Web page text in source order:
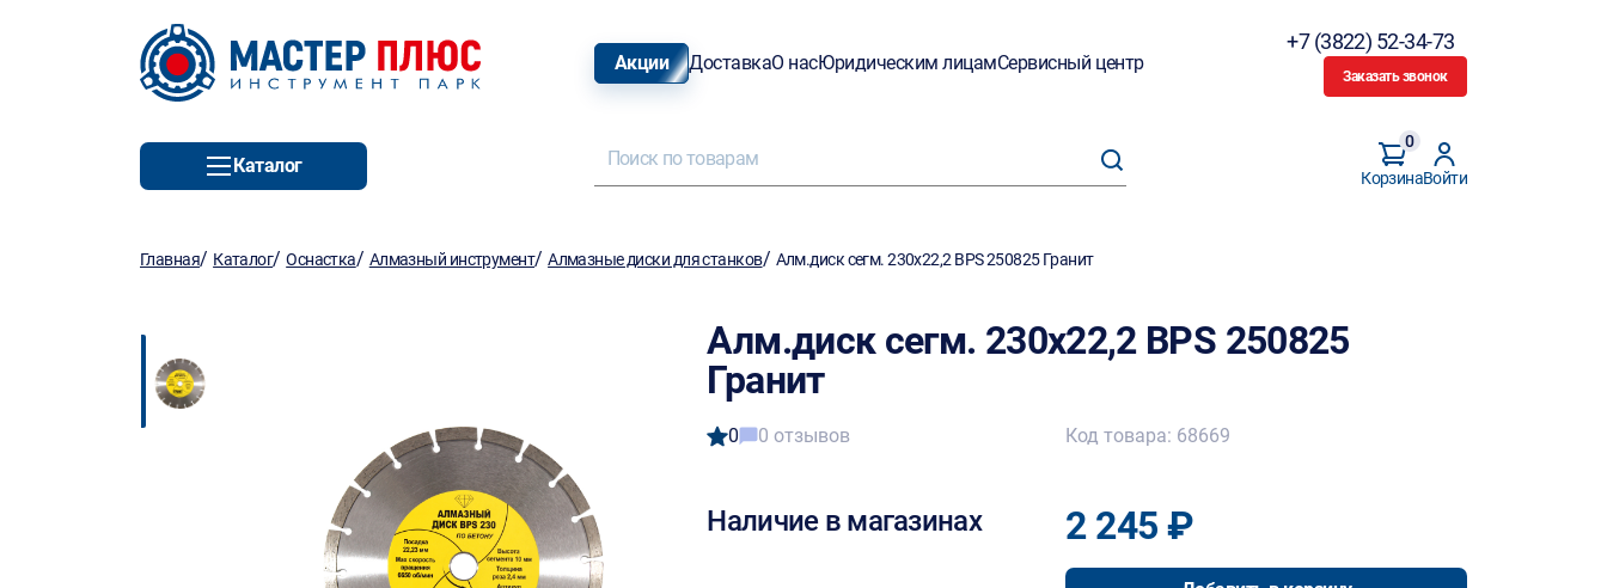
Акции ДоставкаО насЮридическим лицамСервисный центр
+7 (3822) 52-34-73
Заказать звонок
Каталог
Корзина
0
Войти
Главная/ Каталог/Оснастка/ Алмазный инструмент/Алмазные диски для станков/ Алм.диск сегм. 230х22,2 BPS 250825 Гранит
Алм.диск сегм. 230х22,2 BPS 250825
Гранит
0 0 отзывов
Наличие в магазинах
Код товара: 68669
2 245 ₽